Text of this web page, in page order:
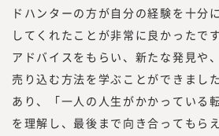
ドハンターの方が自分の経験を十分
してくれたことが非常に良かったで
アドバイスをもらい、新たな発見や
売り込む方法を学ぶことができまし
あり、「一人の人生がかかっている
を理解し、最後まで向き合ってもら